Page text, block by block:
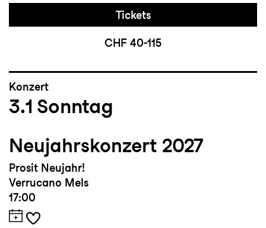
Tickets
CHF 40-115
Konzert
3.1 Sonntag
Neujahrskonzert 2027
Prosit Neujahr!
Verrucano Mels
17:00